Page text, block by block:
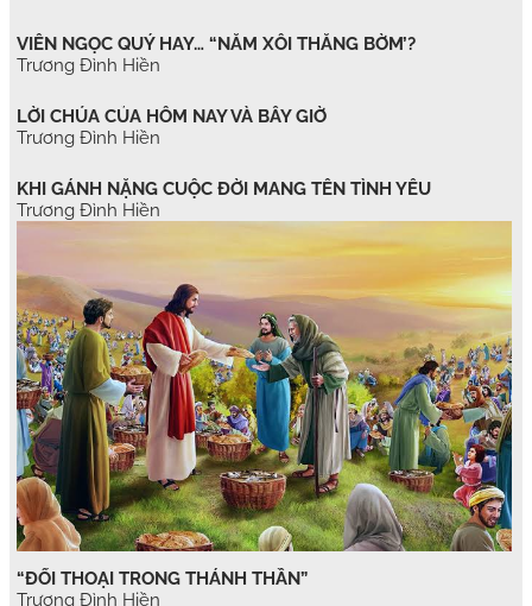
VIÊN NGỌC QUÝ HAY… “NẮM XÔI THẰNG BỜM’?
Trương Đình Hiền
LỜI CHÚA CỦA HÔM NAY VÀ BÂY GIỜ
Trương Đình Hiền
KHI GÁNH NẶNG CUỘC ĐỜI MANG TÊN TÌNH YÊU
Trương Đình Hiền
“ĐỐI THOẠI TRONG THÁNH THẦN”
Trương Đình Hiền